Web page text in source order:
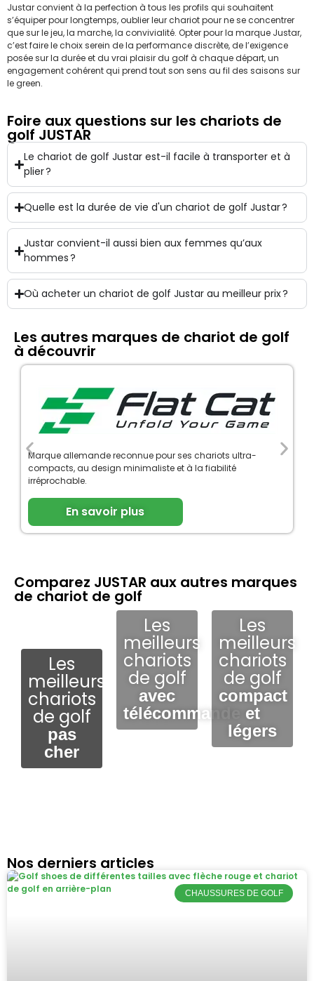
Justar convient à la perfection à tous les profils qui souhaitent
s’équiper pour longtemps, oublier leur chariot pour ne se concentrer
que sur le jeu, la marche, la convivialité. Opter pour la marque Justar,
c’est faire le choix serein de la performance discrète, de l’exigence
posée sur la durée et du vrai plaisir du golf à chaque départ, un
engagement cohérent qui prend tout son sens au fil des saisons sur
le green.
Foire aux questions sur les chariots de
golf JUSTAR
Le chariot de golf Justar est-il facile à transporter et à
plier ?
Quelle est la durée de vie d'un chariot de golf Justar ?
Justar convient-il aussi bien aux femmes qu’aux
hommes ?
Où acheter un chariot de golf Justar au meilleur prix ?
Les autres marques de chariot de golf
à découvrir
Marque allemande reconnue pour ses chariots ultra-
compacts, au design minimaliste et à la fiabilité
irréprochable.
En savoir plus
Comparez JUSTAR aux autres marques
de chariot de golf
Les
meilleurs
chariots
de golf
pas
cher
Les
meilleurs
chariots
de golf
avec
télécommande
Les
meilleurs
chariots
de golf
compact
et
légers
Nos derniers articles
CHAUSSURES DE GOLF